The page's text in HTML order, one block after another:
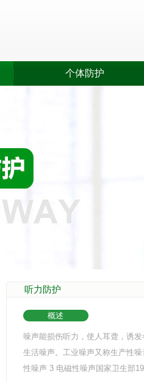
个体防护
听力防护
概述
噪声能损伤听力，使人耳聋，诱
生活噪声。工业噪声又称生产性
性噪声 3 电磁性噪声国家卫生部